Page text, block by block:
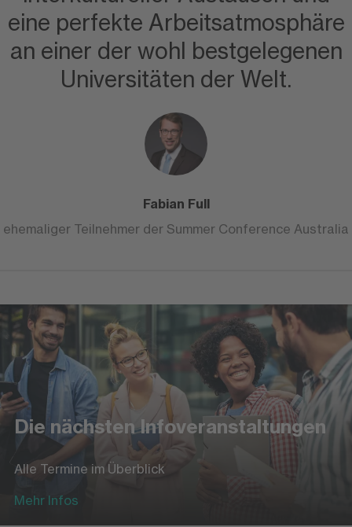
eine perfekte Arbeitsatmosphäre
an einer der wohl bestgelegenen
Universitäten der Welt.
Fabian Full
ehemaliger Teilnehmer der Summer Conference Australia
Die nächsten Infoveranstaltungen
Alle Termine im Überblick
Mehr Infos